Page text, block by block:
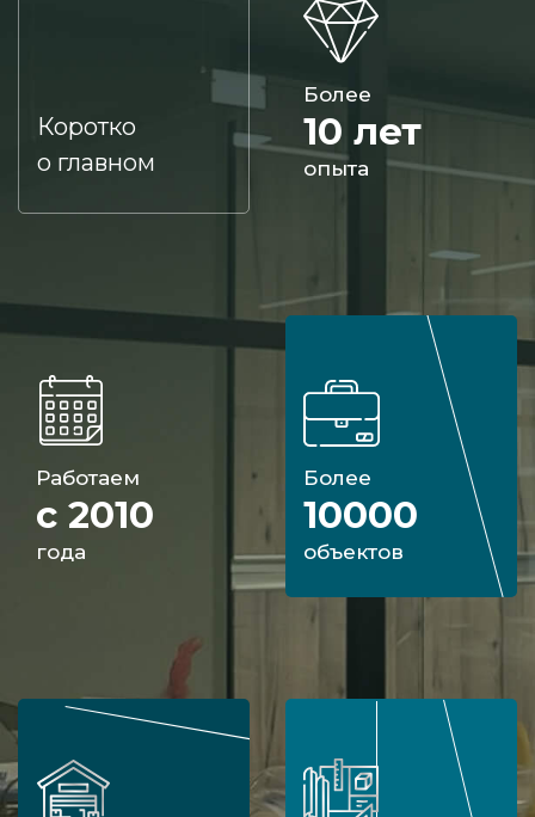
Коротко
о главном
Более
10 лет
опыта
Работаем
с 2010
года
Более
10000
объектов